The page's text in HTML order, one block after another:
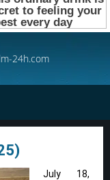
24h.com
July 18,